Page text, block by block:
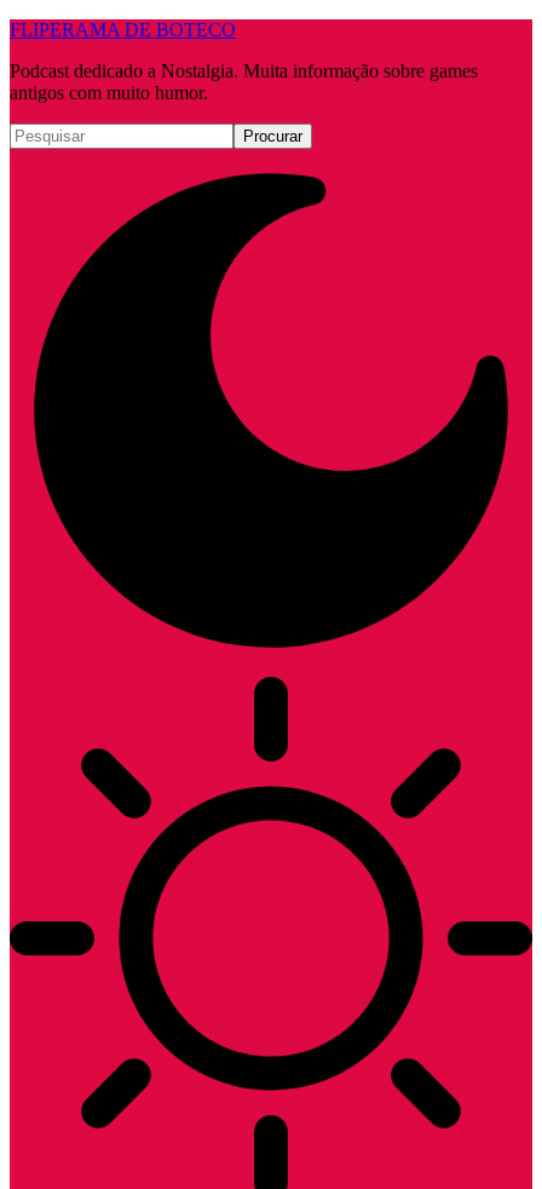
FLIPERAMA DE BOTECO
Podcast dedicado a Nostalgia. Muita informação sobre games
antigos com muito humor.